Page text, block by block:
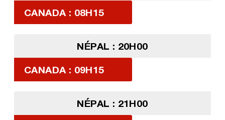
CANADA : 08H15
NÉPAL : 20H00
CANADA : 09H15
NÉPAL : 21H00